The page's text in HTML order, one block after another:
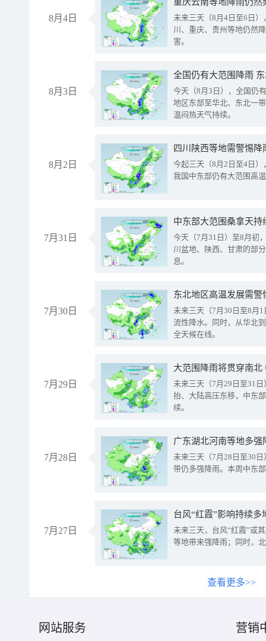
8月4日
未来三天（8月4日至6日
川、重庆、贵州等地仍然
害。
8月3日
全国仍有大范围降雨
今天（8月3日），全国仍
地区东部至华北、东北一
温闷热天气持续。
8月2日
今起三天（8月2日至4日
我国中东部仍有大范围高
7月31日
中东部大范围桑拿天
今天（7月31日）至8月初
川盆地、陕西、甘肃的部
息。
7月30日
东北地区高温发展需
未来三天（7月30日至8月
流性降水。同时，从华北
全天候在线。
7月29日
大范围降雨将贯穿南
未来三天（7月29日至31
抬、大陆高压东移，中东
续。
7月28日
广东湖北河南等地多
未来三天（7月28日至30
带仍多强降雨。本周中东
7月27日
台风“红霞”影响持续
未来三天，台风“红霞”或
等地带来强降雨；同时，
查看更多>>
网站服务 营销